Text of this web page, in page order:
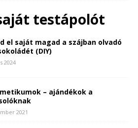
testápolót
el saját magad a szájban olvadó
(DIY)
2024
– ajándékok a
2021